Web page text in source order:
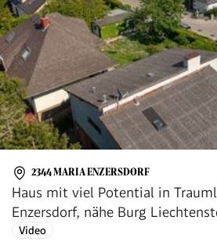
2344 MARIA ENZERSDORF
Haus mit viel Potential in
Enzersdorf, nähe Burg
Video